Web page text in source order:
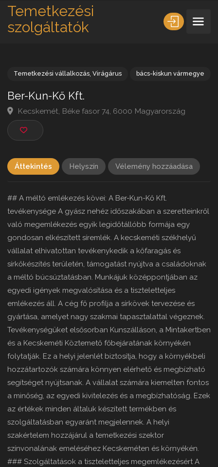
Temetkezési
szolgáltatók
Ber-Kun-Kő Kft.
Kecskemét, Béke fasor 74, 6000 Magyarország
Áttekintés Helyszín Vélemény hozzáadása
## A méltó emlékezés kövei: A Ber-Kun-Kő Kft.
tevékenysége A gyász nehéz időszakában a szeretteinkről
való megemlékezés egyik legidőtállóbb formája egy
gondosan elkészített síremlék. A kecskeméti székhelyű
vállalat elhivatottan tevékenykedik a kőfaragás és
sírkőkészítés területén, támogatást nyújtva a családoknak
a méltó búcsúztatásban. Munkájuk középpontjában az
egyedi igények megvalósítása és a tiszteletteljes
emlékezés áll. A cég fő profilja a sírkövek tervezése és
gyártása, amelyet nagy szakmai tapasztalattal végeznek.
Tevékenységüket elsősorban Kunszálláson, a Mintakertben
és a Kecskeméti Köztemető főbejáratának környékén
folytatják. Ez a helyi jelenlét biztosítja, hogy a környékbeli
hozzátartozók számára könnyen elérhető és megbízható
segítséget nyújtsanak. A vállalat számára kiemelten fontos
a minőség, az egyedi kivitelezés és a megbízhatóság. Ezek
az értékek minden általuk készített termékben és
szolgáltatásban egyaránt megjelennek. A helyi
szakértelem hozzájárul a temetkezési szektor
színvonalának emeléséhez Kecskeméten és környékén.
### Szolgáltatások a tiszteletteljes megemlékezésért A